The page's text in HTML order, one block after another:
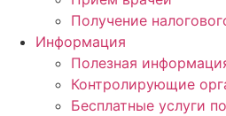
Получение
Информация
Полезная
Контролирующие
Бесплатные услуги